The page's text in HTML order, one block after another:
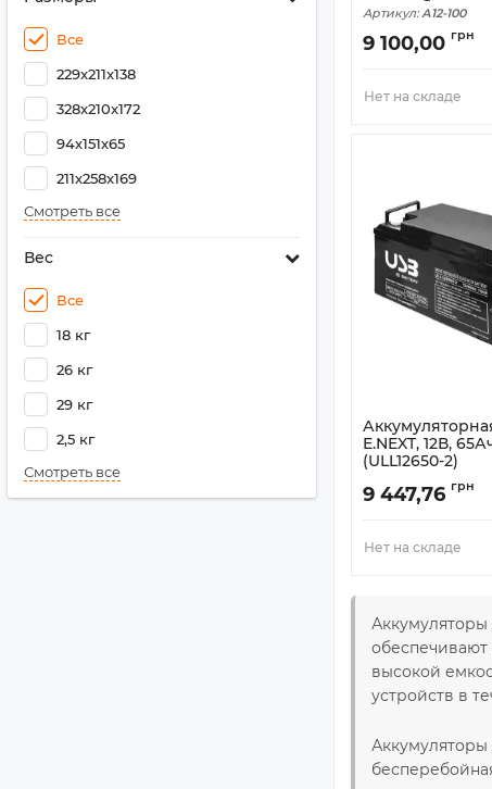
Все
229x211x138
328x210x172
94х151х65
211x258x169
Смотреть все
Вес
Все
18 кг
26 кг
29 кг
2,5 кг
Смотреть все
Артикул: А12-100
9 100,00 грн
Нет на складе
E.NEXT, 12В,
(ULL12650-2)
ULL12650-2
9 447,76 грн
Нет на складе
обеспечивают
высокой
устройств в